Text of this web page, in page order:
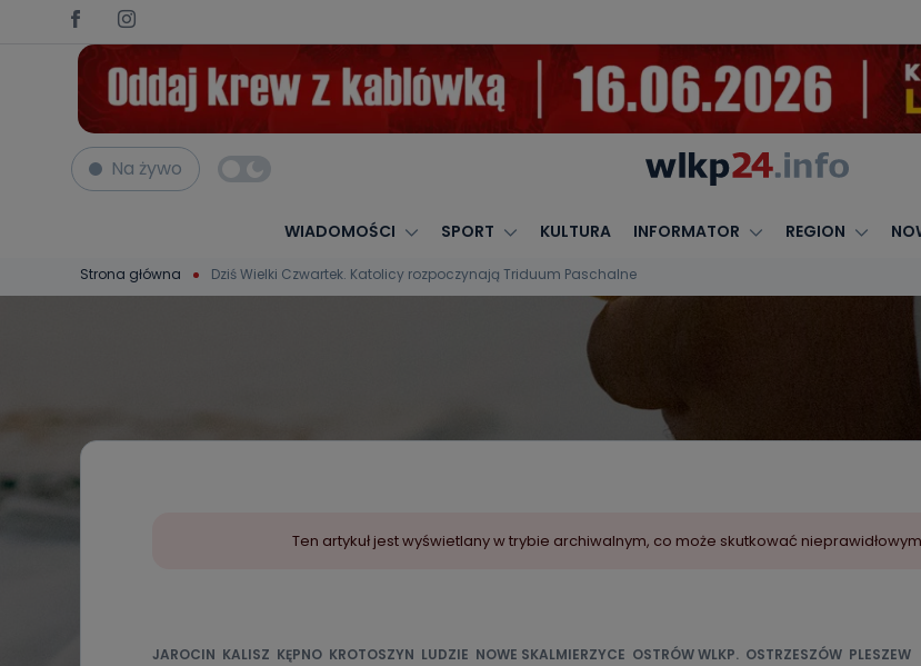
Na żywo
WIADOMOŚCI SPORT KULTURA INFORMATOR REGION
Strona główna Dziś Wielki Czwartek. Katolicy rozpoczynają Triduum Paschalne
Ten artykuł jest wyświetlany w trybie archiwalnym, co może skutkować
JAROCIN KALISZ KĘPNO KROTOSZYN LUDZIE NOWE SKALMIERZYCE OSTRÓW WLKP. OSTRZESZÓW PLESZEW